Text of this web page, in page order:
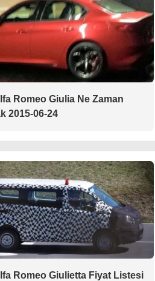
Romeo Giulia Ne Zaman
2015-06-24
Romeo Giulietta Fiyat Listesi